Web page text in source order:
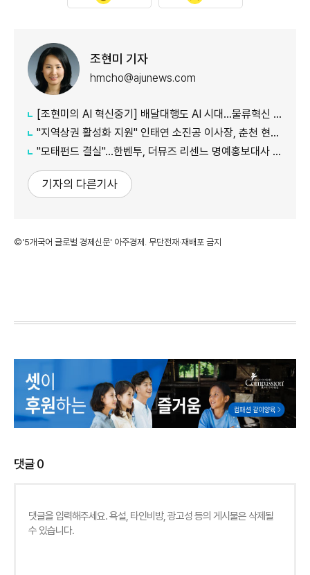
조현미 기자
hmcho@ajunews.com
[조현미의 AI 혁신중기] 배달대행도 AI 시대…물류혁신 선도하는 부릉
"지역상권 활성화 지원" 인태연 소진공 이사장, 춘천 현장방문
"모태펀드 결실"…한벤투, 더뮤즈 리센느 명예홍보대사 임명
기자의 다른기사
©'5개국어 글로벌 경제신문' 아주경제. 무단전재·재배포 금지
댓글0